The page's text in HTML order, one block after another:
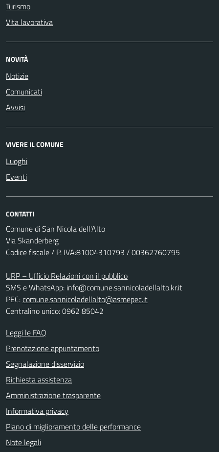
Turismo
Vita lavorativa
NOVITÀ
Notizie
Comunicati
Avvisi
VIVERE IL COMUNE
Luoghi
Eventi
CONTATTI
Comune di San Nicola dell'Alto
Via Skanderberg
Codice fiscale / P. IVA:81004310793 / 00362760795
URP – Ufficio Relazioni con il pubblico
SMS e WhatsApp: info@comune.sannicoladellalto.kr.it
PEC:comune.sannicoladellalto@asmepec.it
Centralino unico: 0962 85042
Leggi le FAQ
Prenotazione appuntamento
Segnalazione disservizio
Richiesta assistenza
Amministrazione trasparente
Informativa privacy
Piano di miglioramento delle performance
Note legali